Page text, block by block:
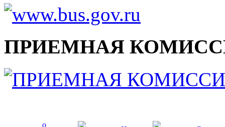
ПРИЕМНАЯ
о